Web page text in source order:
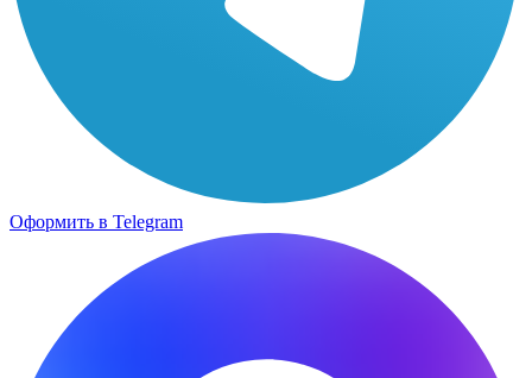
Оформить в Telegram